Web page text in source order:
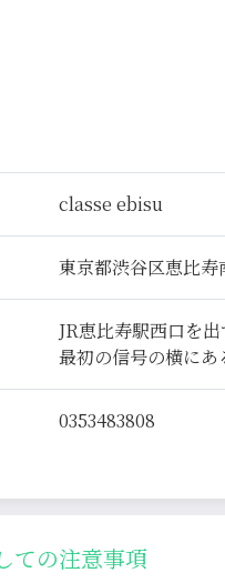
classe ebisu
東京都渋谷区恵比
JR恵比寿駅西口を
最初の信号の横にあ
0353483808
ての注意事項